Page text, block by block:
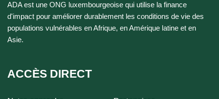
ADA est une ONG luxembourgeoise qui utilise la finance
d'impact pour améliorer durablement les conditions de vie des
populations vulnérables en Afrique, en Amérique latine et en
Asie.
ACCÈS DIRECT